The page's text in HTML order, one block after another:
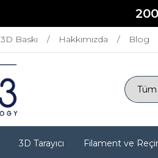
3D Baskı Hakkımızda Blog
3D Tarayıcı Filament ve